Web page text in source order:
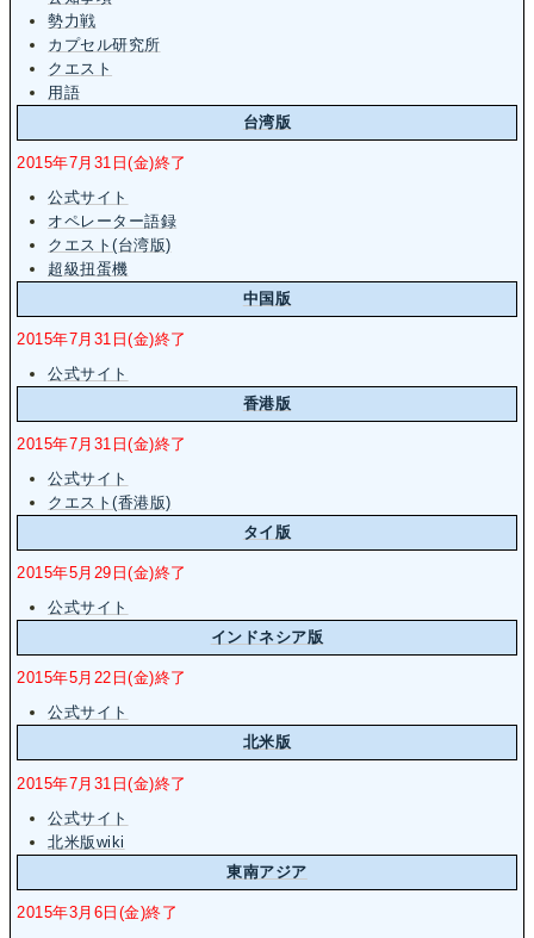
勢力戦
カプセル研究所
クエスト
用語
台湾版
2015年7月31日(金)終了
公式サイト
オペレーター語録
クエスト(台湾版)
超級扭蛋機
中国版
2015年7月31日(金)終了
公式サイト
香港版
2015年7月31日(金)終了
公式サイト
クエスト(香港版)
タイ版
2015年5月29日(金)終了
公式サイト
インドネシア版
2015年5月22日(金)終了
公式サイト
北米版
2015年7月31日(金)終了
公式サイト
北米版wiki
東南アジア
2015年3月6日(金)終了